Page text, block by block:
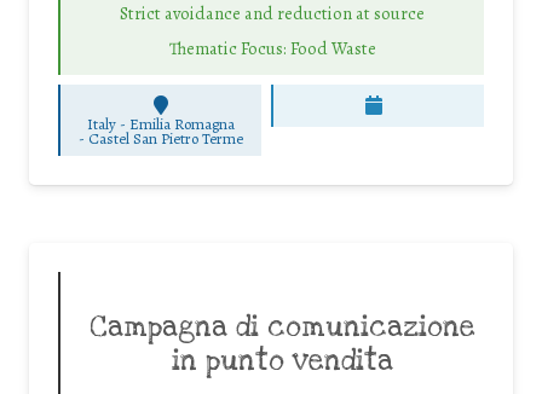
Strict avoidance and reduction at source
Thematic Focus: Food Waste
Italy - Emilia Romagna
- Castel San Pietro Terme
Campagna di comunicazione
in punto vendita